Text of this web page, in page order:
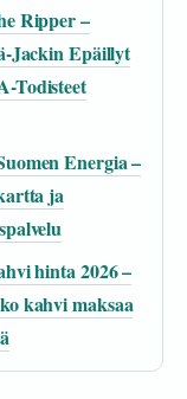
Ripper –
Jackin Epäillyt
Todisteet
Energia –
ja
hinta 2026 –
kahvi maksaa